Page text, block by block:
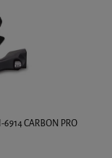
6914 CARBON PRO